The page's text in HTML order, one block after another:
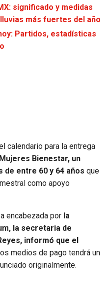
significado y medidas
más fuertes del año
Partidos, estadísticas
calendario para la entrega
Bienestar, un
entre 60 y 64 años que
como apoyo
encabezada por la
la secretaria de
informó que el
medios de pago tendrá un
originalmente.